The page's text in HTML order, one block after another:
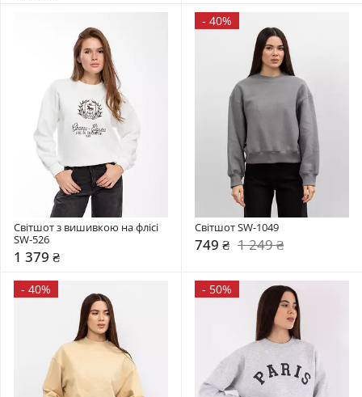
Світшот з вишивкою на флісі
SW-526
1 379 ₴
- 40%
Світшот SW-1049
749 ₴ 1 249 ₴
- 40% - 50%